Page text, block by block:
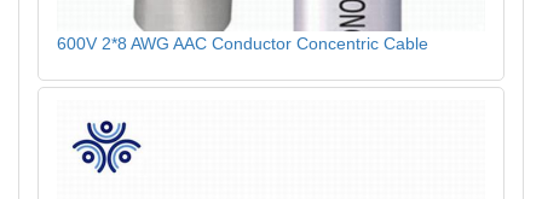
600V 2*8 AWG AAC Conductor Concentric Cable